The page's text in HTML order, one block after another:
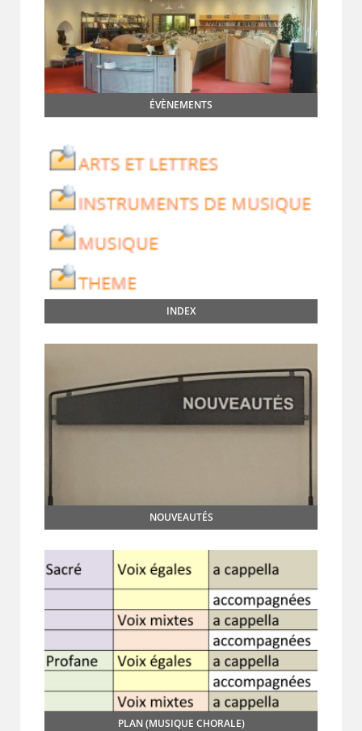
ÉVÈNEMENTS
INDEX
NOUVEAUTÉS
PLAN (MUSIQUE CHORALE)